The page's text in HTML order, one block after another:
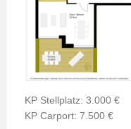
KP Stellplatz: 3.000 €
KP Carport: 7.500 €